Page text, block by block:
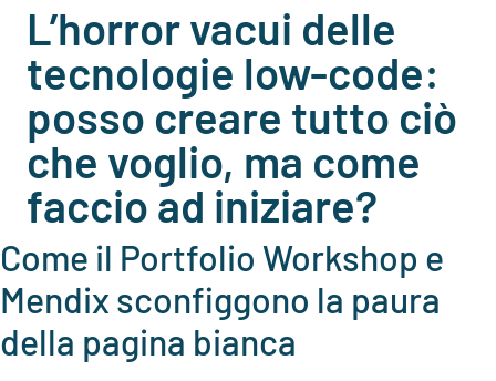
L’horror vacui delle
tecnologie low-code:
posso creare tutto ciò
che voglio, ma come
faccio ad iniziare?
Come il Portfolio Workshop e
Mendix sconfiggono la paura
della pagina bianca